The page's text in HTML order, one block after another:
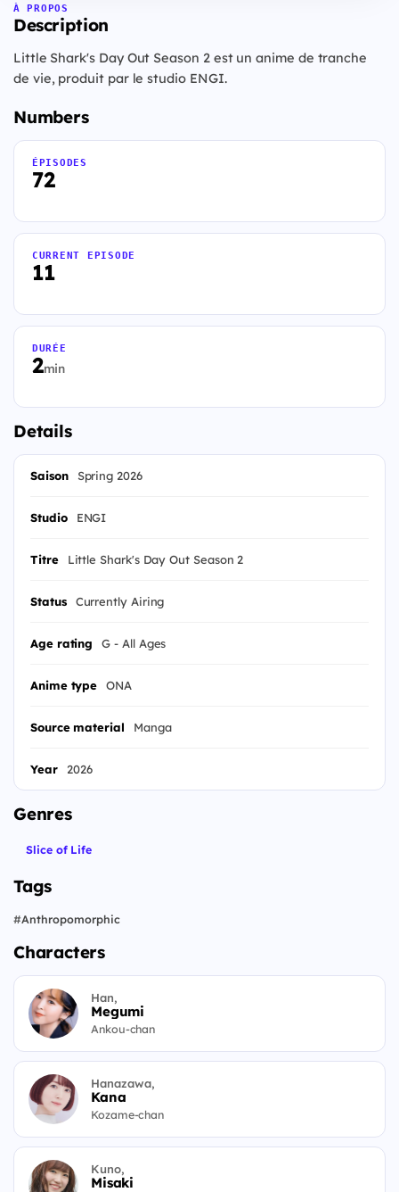
À PROPOS
Description
Little Shark's Day Out Season 2 est un anime de tranche
de vie, produit par le studio ENGI.
Numbers
72
ÉPISODES
11
CURRENT EPISODE
2min
DURÉE
Details
Saison Spring 2026
Studio ENGI
Titre Little Shark's Day Out Season 2
Status Currently Airing
Age rating G - All Ages
Anime type ONA
Source material Manga
Year 2026
Genres
Slice of Life
Tags
#Anthropomorphic
Characters
Han,
Megumi
Ankou-chan
Hanazawa,
Kana
Kozame-chan
Kuno,
Misaki